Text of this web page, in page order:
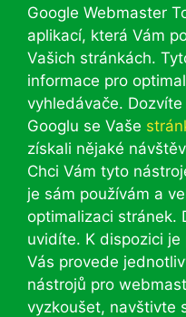
Google Webmaster
aplikací, která Vám
Vašich stránkách.
informace pro
vyhledávače.
Googlu se Vaše
získali nějaké
Chci Vám tyto
je sám používám a
optimalizaci stránek.
uvidíte. K dispozici
Vás provede
nástrojů pro
vyzkoušet, navštivte